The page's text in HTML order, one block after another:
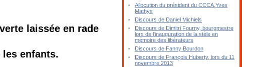
laissée en rade
enfants.
Allocution du président du CCCA,Yves
Mathys
Discours de Daniel Michiels
Discours de Dimitri Fourny, bourgmestre
lors de l'inauguration de la stèle en
mémoire des libérateurs
Discours de Fanny Bourdon
Discours de François Huberty, lors du 11
novembre 2013